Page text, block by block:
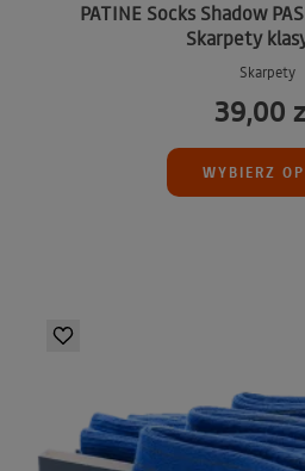
PATINE Socks Shadow
Skarpety
Skarpety
39,00
WYBIERZ